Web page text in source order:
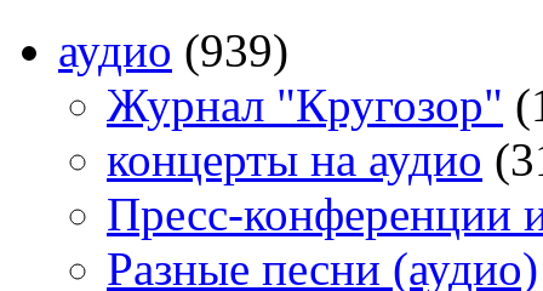
аудио (939)
Журнал "Кругозор"
концерты на аудио
Пресс-конференции
Разные песни (аудио)